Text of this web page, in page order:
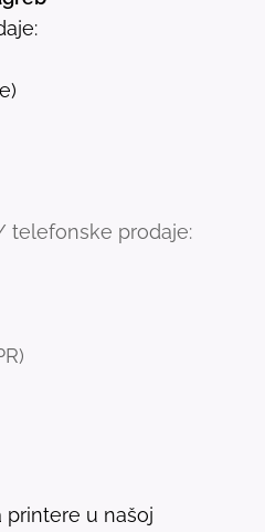
telefonske prodaje:
u našoj